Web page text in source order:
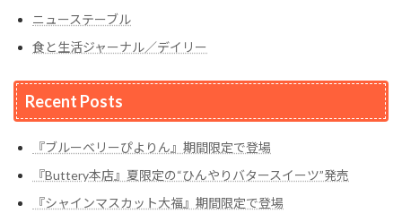
ニューステーブル
食と生活ジャーナル／デイリー
Recent Posts
『ブルーベリーぴよりん』期間限定で登場
『Buttery本店』夏限定の“ひんやりバタースイーツ”発売
『シャインマスカット大福』期間限定で登場